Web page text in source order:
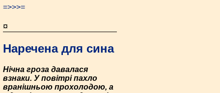
=>>>=
¤
Наречена для сина
Нічна гроза давалася
взнаки. У повітрі пахло
вранішньою прохолодою, а